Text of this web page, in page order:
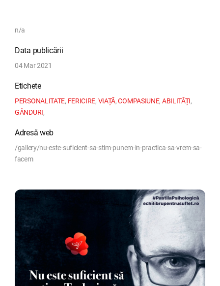
n/a
Data publicării
04 Mar 2021
Etichete
PERSONALITATE, FERICIRE, VIAȚĂ,COMPASIUNE, ABILITĂȚI,
GÂNDURI,
Adresă web
/gallery/nu-este-suficient-sa-stim-punem-in-practica-sa-vrem-sa-
facem